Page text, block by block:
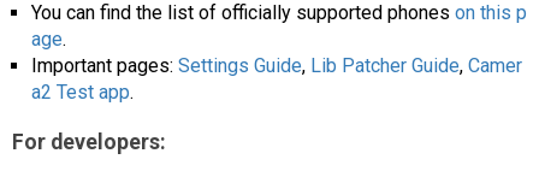
You can find the list of officially supported phones on this p
age.
Important pages: Settings Guide, Lib Patcher Guide, Camer
a2 Test app.
For developers: